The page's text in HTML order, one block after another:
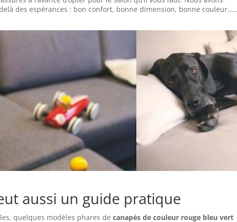
des espérances : bon confort, bonne dimension, bonne couleur…..
aussi un guide pratique
quelques modèles phares decanapés de couleur rouge bleu vert